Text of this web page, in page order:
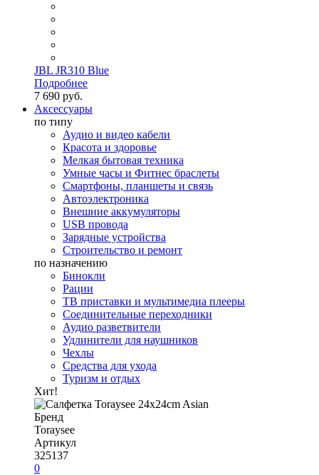
JBL JR310 Blue
Подробнее
7 690 руб.
Аксессуары
по типу
Аудио и видео кабели
Красота и здоровье
Мелкая бытовая техника
Умные часы и Фитнес браслеты
Смартфоны, планшеты и связь
Автоэлектроника
Внешние аккумуляторы
USB провода
Зарядные устройства
Строительство и ремонт
по назначению
Бинокли
Рации
ТВ приставки и мультимедиа плееры
Соединительные переходники
Аудио разветвители
Удлинители для наушников
Чехлы
Средства для ухода
Туризм и отдых
Хит!
Бренд
Toraysee
Артикул
325137
0